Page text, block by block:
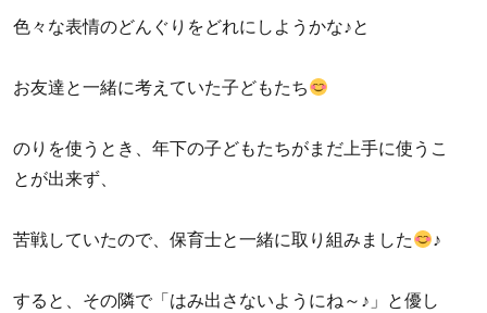
色々な表情のどんぐりをどれにしようかな♪と
お友達と一緒に考えていた子どもたち
のりを使うとき、年下の子どもたちがまだ上手に使うこ
とが出来ず、
苦戦していたので、保育士と一緒に取り組みました ♪
すると、その隣で「はみ出さないようにね～♪」と優し